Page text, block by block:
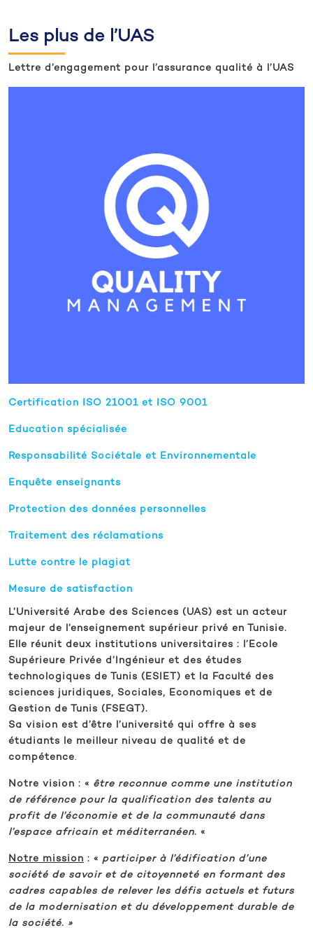
Les plus de l’UAS
Lettre d’engagement pour l’assurance qualité à l’UAS
Certification ISO 21001 et ISO 9001
Education spécialisée
Responsabilité Sociétale et Environnementale
Enquête enseignants
Protection des données personnelles
Traitement des réclamations
Lutte contre le plagiat
Mesure de satisfaction
L’Université Arabe des Sciences (UAS) est un acteur
majeur de l’enseignement supérieur privé en Tunisie.
Elle réunit deux institutions universitaires : l’Ecole
Supérieure Privée d’Ingénieur et des études
technologiques de Tunis (ESIET) et la Faculté des
sciences juridiques, Sociales, Economiques et de
Gestion de Tunis (FSEGT).
Sa vision est d’être l’université qui offre à ses
étudiants le meilleur niveau de qualité et de
compétence.
Notre vision : « être reconnue comme une institution
de référence pour la qualification des talents au
profit de l’économie et de la communauté dans
l’espace africain et méditerranéen. «
Notre mission : « participer à l’édification d’une
société de savoir et de citoyenneté en formant des
cadres capables de relever les défis actuels et futurs
de la modernisation et du développement durable de
la société. »